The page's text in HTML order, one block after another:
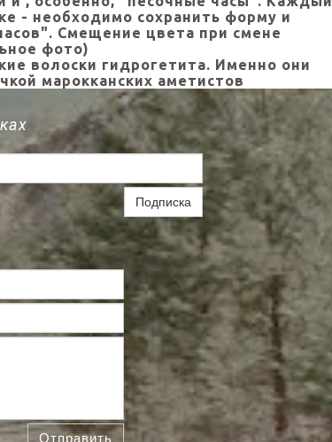
- необходимо сохранить форму и
Смещение цвета при смене
фото)
волоски гидрогетита. Именно они
марокканских аметистов
Подписка
Отправить